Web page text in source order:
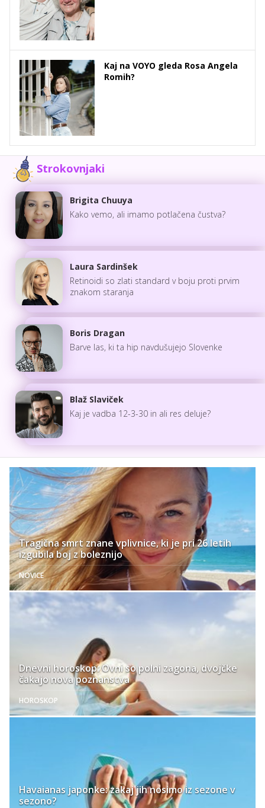
Kaj na VOYO gleda Rosa Angela
Romih?
Strokovnjaki
Brigita Chuuya
Kako vemo, ali imamo potlačena čustva?
Laura Sardinšek
Retinoidi so zlati standard v boju proti prvim
znakom staranja
Boris Dragan
Barve las, ki ta hip navdušujejo Slovenke
Blaž Slaviček
Kaj je vadba 12-3-30 in ali res deluje?
Tragična smrt znane vplivnice, ki je pri 26 letih
izgubila boj z boleznijo
NOVICE
Dnevni horoskop: Ovni so polni zagona, dvojčke
čakajo nova poznanstva
HOROSKOP
Havaianas japonke: zakaj jih nosimo iz sezone v
sezono?